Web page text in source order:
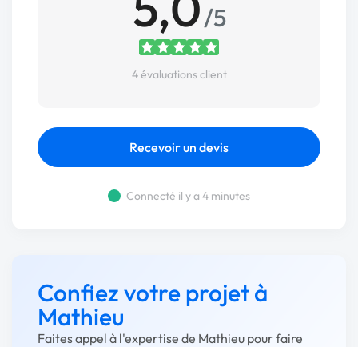
/5
4 évaluations client
Recevoir un devis
Connecté il y a 4 minutes
Confiez votre projet à
Mathieu
Faites appel à l'expertise de Mathieu pour faire